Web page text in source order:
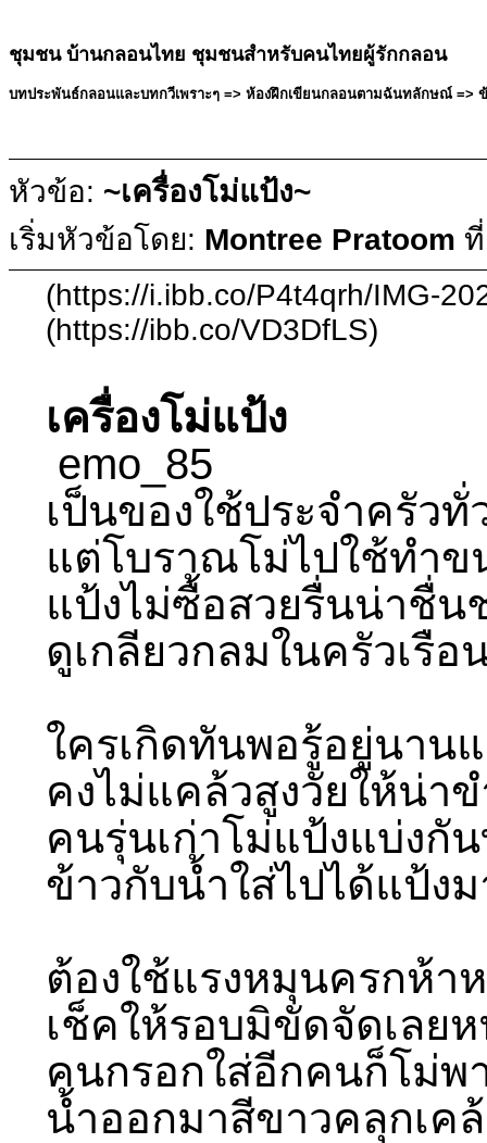
ชุมชน บ้านกลอนไทย ชุมชนสำหรับคนไทยผู้รักกลอน
บทประพันธ์กลอนและบทกวีเพราะๆ => ห้องฝึกเขียนกลอนตามฉันทลักษณ์ =>
หัวข้อ: ~เครื่องโม่แป้ง~
เริ่มหัวข้อโดย: Montree Pratoom
(https://i.ibb.co/P4t4qrh/IMG-
(https://ibb.co/VD3DfLS)
เครื่องโม่แป้ง
emo_85
เป็นของใช้ประจำครัว
แต่โบราณโม่ไปใช้ทำข
แป้งไม่ซื้อสวยรื่นน่าชื่น
ดูเกลียวกลมในครัวเรือ
ใครเกิดทันพอรู้อยู่นาน
คงไม่แคล้วสูงวัยให้น่า
คนรุ่นเก่าโม่แป้งแบ่งกั
ข้าวกับน้ำใส่ไปได้แป้ง
ต้องใช้แรงหมุนครกห้า
เช็คให้รอบมิขัดจัดเลย
คนกรอกใส่อีกคนก็โม่พ
น้ำออกมาสีขาวคลุกเค